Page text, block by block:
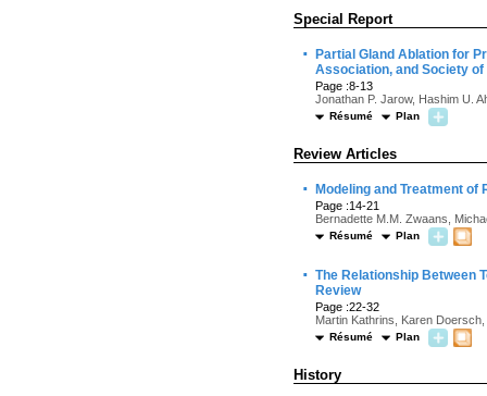
Special Report
·
Partial Gland Ablation for
Association, and Society
Page :8-13
Jonathan P. Jarow, Hashim U.
Résumé Plan
Review Articles
· Modeling and Treatment of
Page :14-21
Bernadette M.M. Zwaans,
Résumé Plan
· The Relationship Between
Review
Page :22-32
Martin Kathrins, Karen
Résumé Plan
History